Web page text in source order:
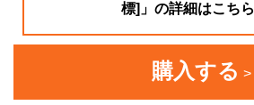
標]」の詳細はこちら
購入する